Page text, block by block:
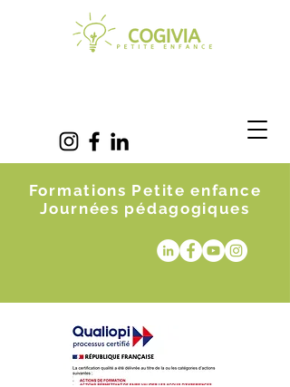
Formations Petite enfance
Journées pédagogiques